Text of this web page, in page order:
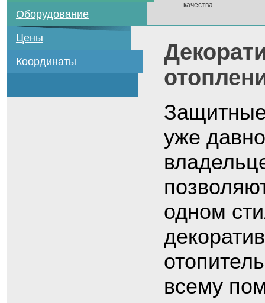
Оборудование
Цены
Координаты
качества.
уже
одном
всему